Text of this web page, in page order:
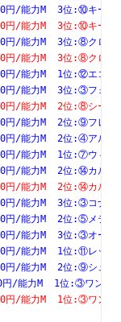
6030円/能力
49790円/能力
円/能力M  3
円/能力M  3
7460円/能力
7460円/能力M  3
/能力M  2位:⑧シーウ
6180円/能力
円/能力M  2
円/能力M  1
7910円/能力M
円/能力M
6510円/能力M
6510円/能力M
5610円/能力M
力M  1位:⑪レッドベ
力M  2位:⑨シュヴァ
7750円/能力M  1
円/能力M  1